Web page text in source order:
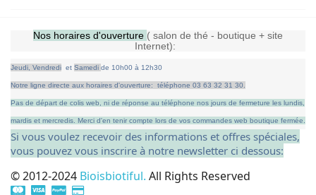
Nos horaires d'ouverture ( salon de thé - boutique + site
Internet):
Jeudi, Vendredi et Samedi de 10h00 à 12h30
Notre ligne directe aux horaires d'ouverture: téléphone 03 63 32 31 30.
Pas de départ de colis web, ni de réponse au téléphone nos jours de fermeture les lundis,
mardis et mercredis. Merci d'en tenir compte lors de vos commandes web boutique fermée.
Si vous voulez recevoir des informations et offres spéciales,
vous pouvez vous inscrire à notre newsletter ci dessous:
© 2012-2024 Bioisbiotiful. All Rights Reserved